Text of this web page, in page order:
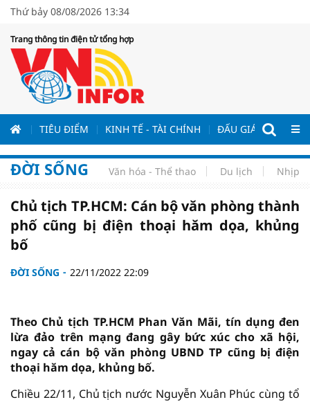
Thứ bảy 08/08/2026 13:34
Trang thông tin điện tử tổng hợp
TIÊU ĐIỂM KINH TẾ - TÀI CHÍNH ĐẤU GIÁ - ĐẤU
ĐỜI SỐNG Văn hóa - Thể thao Du lịch Nhịp
Chủ tịch TP.HCM: Cán bộ văn phòng thành
phố cũng bị điện thoại hăm dọa, khủng
bố
ĐỜI SỐNG 22/11/2022 22:09
Theo Chủ tịch TP.HCM Phan Văn Mãi, tín dụng đen
lừa đảo trên mạng đang gây bức xúc cho xã hội,
ngay cả cán bộ văn phòng UBND TP cũng bị điện
thoại hăm dọa, khủng bố.
Chiều 22/11, Chủ tịch nước Nguyễn Xuân Phúc cùng tổ